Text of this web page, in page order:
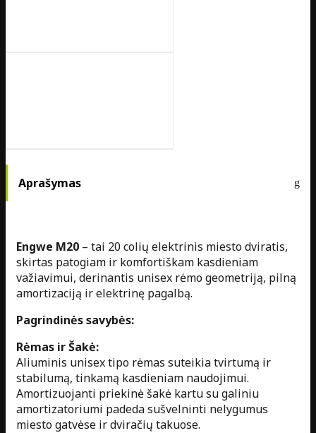
Aprašymas
Engwe M20 – tai 20 colių elektrinis miesto dviratis,
skirtas patogiam ir komfortiškam kasdieniam
važiavimui, derinantis unisex rėmo geometriją, pilną
amortizaciją ir elektrinę pagalbą.
Pagrindinės savybės:
Rėmas ir Šakė:
Aliuminis unisex tipo rėmas suteikia tvirtumą ir
stabilumą, tinkamą kasdieniam naudojimui.
Amortizuojanti priekinė šakė kartu su galiniu
amortizatoriumi padeda sušvelninti nelygumus
miesto gatvėse ir dviračių takuose.